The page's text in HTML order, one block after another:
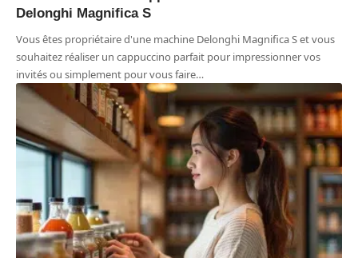
Delonghi Magnifica S
Vous êtes propriétaire d'une machine Delonghi Magnifica S et vous
souhaitez réaliser un cappuccino parfait pour impressionner vos
invités ou simplement pour vous faire…